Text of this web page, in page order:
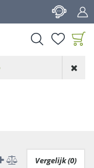
aan wensenlijst
Vergelijk (0)